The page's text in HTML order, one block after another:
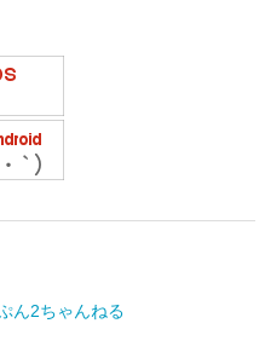
ん2ちゃんねる